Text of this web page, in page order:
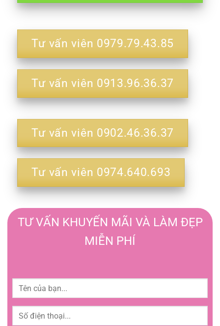
Tư vấn viên 0979.79.43.85
Tư vấn viên 0913.96.36.37
Tư vấn viên 0902.46.36.37
Tư vấn viên 0974.640.693
TƯ VẤN KHUYẾN MÃI VÀ LÀM ĐẸP
MIỄN PHÍ